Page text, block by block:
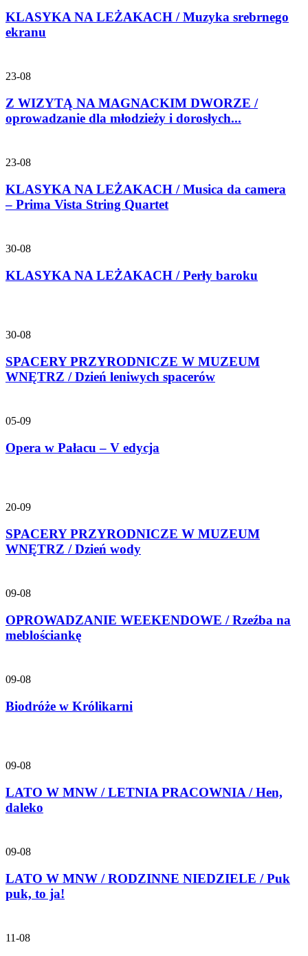
KLASYKA NA LEŻAKACH / Muzyka srebrnego
ekranu
23-08
Z WIZYTĄ NA MAGNACKIM DWORZE /
oprowadzanie dla młodzieży i dorosłych...
23-08
KLASYKA NA LEŻAKACH / Musica da camera
– Prima Vista String Quartet
30-08
KLASYKA NA LEŻAKACH / Perły baroku
30-08
SPACERY PRZYRODNICZE W MUZEUM
WNĘTRZ / Dzień leniwych spacerów
05-09
Opera w Pałacu – V edycja
20-09
SPACERY PRZYRODNICZE W MUZEUM
WNĘTRZ / Dzień wody
09-08
OPROWADZANIE WEEKENDOWE / Rzeźba na
meblościankę
09-08
Biodróże w Królikarni
09-08
LATO W MNW / LETNIA PRACOWNIA / Hen,
daleko
09-08
LATO W MNW / RODZINNE NIEDZIELE / Puk
puk, to ja!
11-08